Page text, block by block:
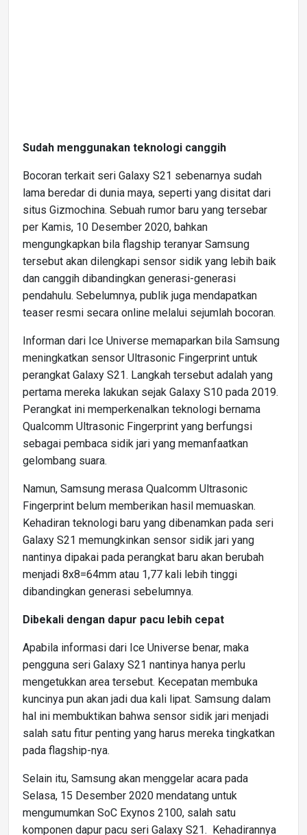
Sudah menggunakan teknologi canggih
Bocoran terkait seri Galaxy S21 sebenarnya sudah
lama beredar di dunia maya, seperti yang disitat dari
situs Gizmochina. Sebuah rumor baru yang tersebar
per Kamis, 10 Desember 2020, bahkan
mengungkapkan bila flagship teranyar Samsung
tersebut akan dilengkapi sensor sidik yang lebih baik
dan canggih dibandingkan generasi-generasi
pendahulu. Sebelumnya, publik juga mendapatkan
teaser resmi secara online melalui sejumlah bocoran.
Informan dari Ice Universe memaparkan bila Samsung
meningkatkan sensor Ultrasonic Fingerprint untuk
perangkat Galaxy S21. Langkah tersebut adalah yang
pertama mereka lakukan sejak Galaxy S10 pada 2019.
Perangkat ini memperkenalkan teknologi bernama
Qualcomm Ultrasonic Fingerprint yang berfungsi
sebagai pembaca sidik jari yang memanfaatkan
gelombang suara.
Namun, Samsung merasa Qualcomm Ultrasonic
Fingerprint belum memberikan hasil memuaskan.
Kehadiran teknologi baru yang dibenamkan pada seri
Galaxy S21 memungkinkan sensor sidik jari yang
nantinya dipakai pada perangkat baru akan berubah
menjadi 8x8=64mm atau 1,77 kali lebih tinggi
dibandingkan generasi sebelumnya.
Dibekali dengan dapur pacu lebih cepat
Apabila informasi dari Ice Universe benar, maka
pengguna seri Galaxy S21 nantinya hanya perlu
mengetukkan area tersebut. Kecepatan membuka
kuncinya pun akan jadi dua kali lipat. Samsung dalam
hal ini membuktikan bahwa sensor sidik jari menjadi
salah satu fitur penting yang harus mereka tingkatkan
pada flagship-nya.
Selain itu, Samsung akan menggelar acara pada
Selasa, 15 Desember 2020 mendatang untuk
mengumumkan SoC Exynos 2100, salah satu
komponen dapur pacu seri Galaxy S21. Kehadirannya